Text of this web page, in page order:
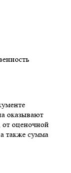
оказывают
оценочной
также сумма